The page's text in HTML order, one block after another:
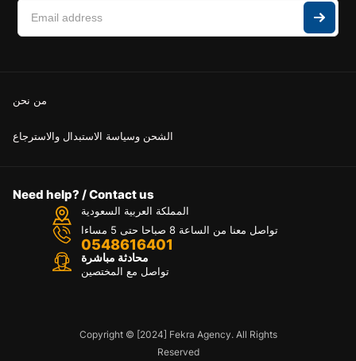
من نحن
الشحن وسياسة الاستبدال والاسترجاع
Need help? / Contact us
المملكة العربية السعودية
تواصل معنا من الساعة 8 صباحا حتى 5 مساءا
0548616401
محادثة مباشرة
تواصل مع المختصين
Copyright © [2024] Fekra Agency. All Rights
Reserved